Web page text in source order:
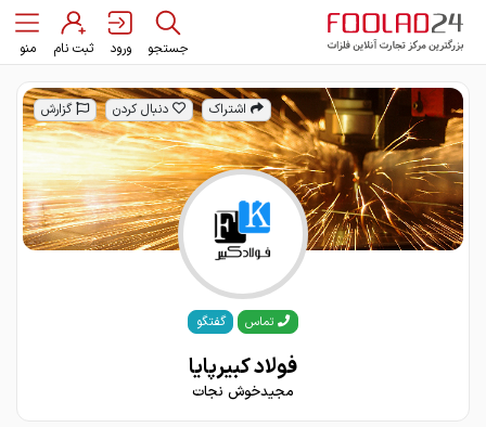
جستجو ورود ثبت نام منو
اشتراک دنبال کردن گزارش
تماس گفتگو
فولاد کبیرپایا
مجیدخوش نجات